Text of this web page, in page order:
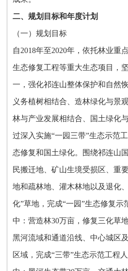
二、规划目标和年度计划
（一）规划目标
自2018年至2020年，依托林业重
生态修复工程等重大生态项目，
一，强化祁连山整体保护和自然
义务植树相结合、造林绿化与景
林与产业发展相结合、国土绿化
过深入实施“一园三带”生态示范
态修复和国土绿化。围绕祁连山
民搬迁地、矿山生境受损区、重
地和疏林地、灌木林地以及退化
化”草地，完成“一园”生态修复示
中：营造林30万亩，修复三化草
黑河流域和通道沿线、中心城区
区域，完成“三带”生态示范工程